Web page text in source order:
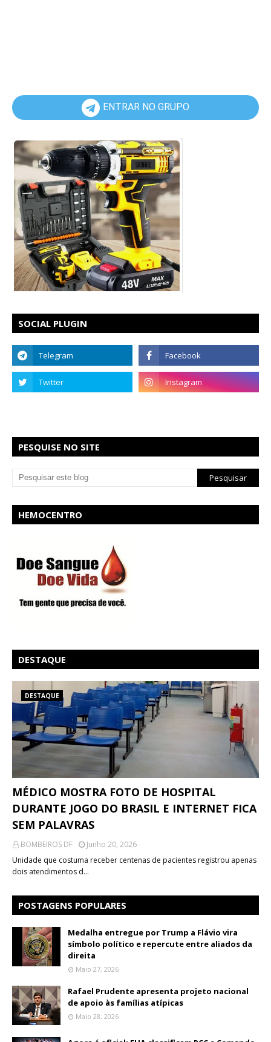
ENTRAR NO GRUPO
SOCIAL PLUGIN
PESQUISE NO SITE
HEMOCENTRO
DESTAQUE
DESTAQUE
MÉDICO MOSTRA FOTO DE HOSPITAL
DURANTE JOGO DO BRASIL E INTERNET FICA
SEM PALAVRAS
BOMBEIROS DF
Junho 20, 2026
Unidade que costuma receber centenas de pacientes registrou apenas
dois atendimentos d…
POSTAGENS POPULARES
Medalha entregue por Trump a Flávio vira
símbolo político e repercute entre aliados da
direita
Maio 27, 2026
Rafael Prudente apresenta projeto nacional
de apoio às famílias atípicas
Maio 28, 2026